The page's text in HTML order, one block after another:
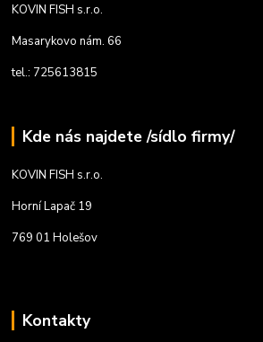
KOVIN FISH s.r.o.
Masarykovo nám. 66
tel.: 725613815
Kde nás najdete /sídlo firmy/
KOVIN FISH s.r.o.
Horní Lapač 19
769 01 Holešov
Kontakty